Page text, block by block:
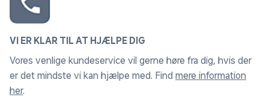
VI ER KLAR TIL AT HJÆLPE DIG
Vores venlige kundeservice vil gerne høre fra dig, hvis der
er det mindste vi kan hjælpe med. Find mere information
her.